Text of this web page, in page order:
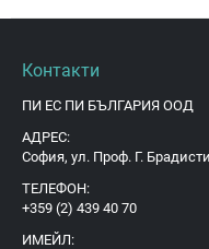
Контакти
ПИ ЕС ПИ БЪЛГАРИЯ ООД
АДРЕС:
София, ул. Проф. Г.
ТЕЛЕФОН:
+359 (2) 439 40 70
ИМЕЙЛ: